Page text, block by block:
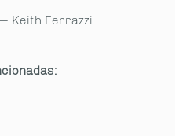
Keith Ferrazzi